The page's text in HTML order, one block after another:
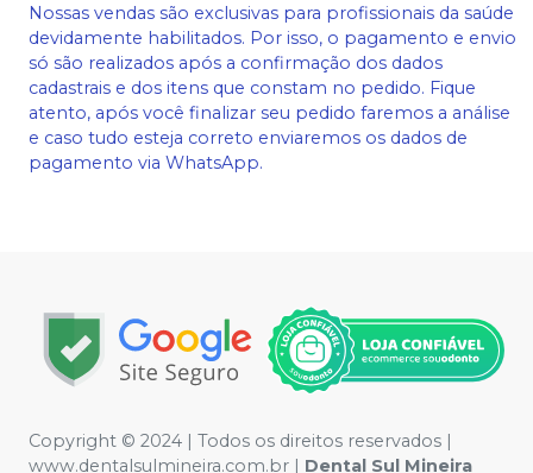
Nossas vendas são exclusivas para profissionais da saúde
devidamente habilitados. Por isso, o pagamento e envio
só são realizados após a confirmação dos dados
cadastrais e dos itens que constam no pedido. Fique
atento, após você finalizar seu pedido faremos a análise
e caso tudo esteja correto enviaremos os dados de
pagamento via WhatsApp.
Copyright © 2024 | Todos os direitos reservados |
www.dentalsulmineira.com.br | Dental Sul Mineira